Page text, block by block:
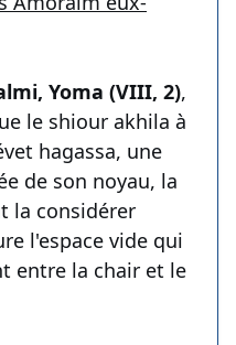
Yoma (VIII, 2),
le shiour akhila à
hagassa, une
de son noyau, la
la considérer
l'espace vide qui
entre la chair et le